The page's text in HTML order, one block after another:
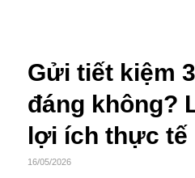
Gửi tiết kiệm
đáng không?
lợi ích thực tế
16/05/2026